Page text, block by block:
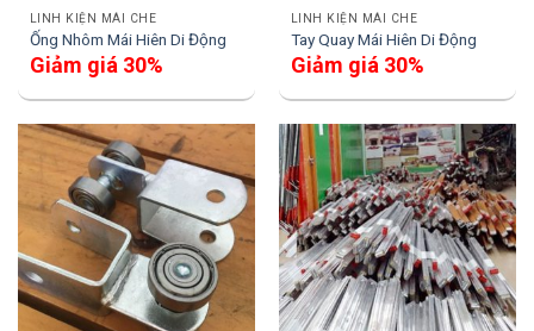
LINH KIỆN MÁI CHE
Ống Nhôm Mái Hiên Di Động
Giảm giá 30%
LINH KIỆN MÁI CHE
Tay Quay Mái Hiên Di Động
Giảm giá 30%